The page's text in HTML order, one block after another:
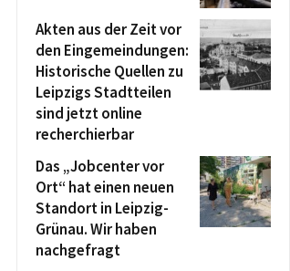
Akten aus der Zeit vor
den Eingemeindungen:
Historische Quellen zu
Leipzigs Stadtteilen
sind jetzt online
recherchierbar
Das „Jobcenter vor
Ort“ hat einen neuen
Standort in Leipzig-
Grünau. Wir haben
nachgefragt